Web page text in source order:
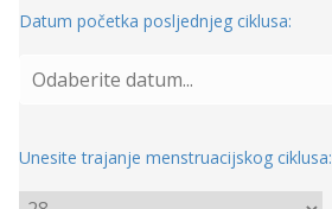
Datum početka posljednjeg ciklusa:
Unesite trajanje menstruacijskog ciklusa: